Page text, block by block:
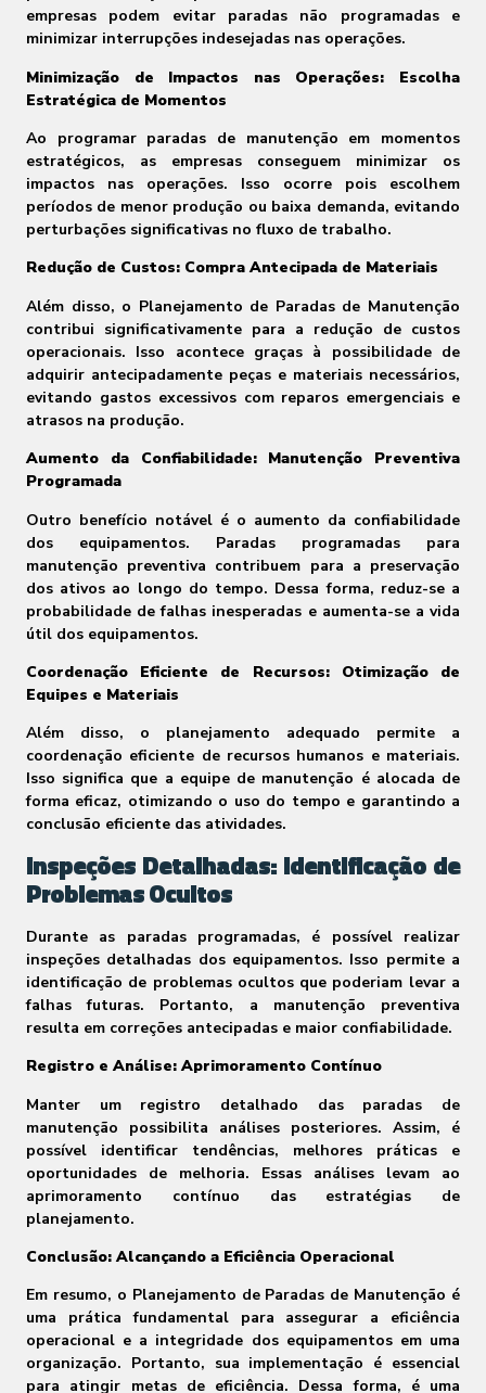
empresas podem evitar paradas não programadas e
minimizar interrupções indesejadas nas operações.
Minimização de Impactos nas Operações: Escolha
Estratégica de Momentos
Ao programar paradas de manutenção em momentos
estratégicos, as empresas conseguem minimizar os
impactos nas operações. Isso ocorre pois escolhem
períodos de menor produção ou baixa demanda, evitando
perturbações significativas no fluxo de trabalho.
Redução de Custos: Compra Antecipada de Materiais
Além disso, o Planejamento de Paradas de Manutenção
contribui significativamente para a redução de custos
operacionais. Isso acontece graças à possibilidade de
adquirir antecipadamente peças e materiais necessários,
evitando gastos excessivos com reparos emergenciais e
atrasos na produção.
Aumento da Confiabilidade: Manutenção Preventiva
Programada
Outro benefício notável é o aumento da confiabilidade
dos equipamentos. Paradas programadas para
manutenção preventiva contribuem para a preservação
dos ativos ao longo do tempo. Dessa forma, reduz-se a
probabilidade de falhas inesperadas e aumenta-se a vida
útil dos equipamentos.
Coordenação Eficiente de Recursos: Otimização de
Equipes e Materiais
Além disso, o planejamento adequado permite a
coordenação eficiente de recursos humanos e materiais.
Isso significa que a equipe de manutenção é alocada de
forma eficaz, otimizando o uso do tempo e garantindo a
conclusão eficiente das atividades.
Inspeções Detalhadas: Identificação de
Problemas Ocultos
Durante as paradas programadas, é possível realizar
inspeções detalhadas dos equipamentos. Isso permite a
identificação de problemas ocultos que poderiam levar a
falhas futuras. Portanto, a manutenção preventiva
resulta em correções antecipadas e maior confiabilidade.
Registro e Análise: Aprimoramento Contínuo
Manter um registro detalhado das paradas de
manutenção possibilita análises posteriores. Assim, é
possível identificar tendências, melhores práticas e
oportunidades de melhoria. Essas análises levam ao
aprimoramento contínuo das estratégias de
planejamento.
Conclusão: Alcançando a Eficiência Operacional
Em resumo, o Planejamento de Paradas de Manutenção é
uma prática fundamental para assegurar a eficiência
operacional e a integridade dos equipamentos em uma
organização. Portanto, sua implementação é essencial
para atingir metas de eficiência. Dessa forma, é uma